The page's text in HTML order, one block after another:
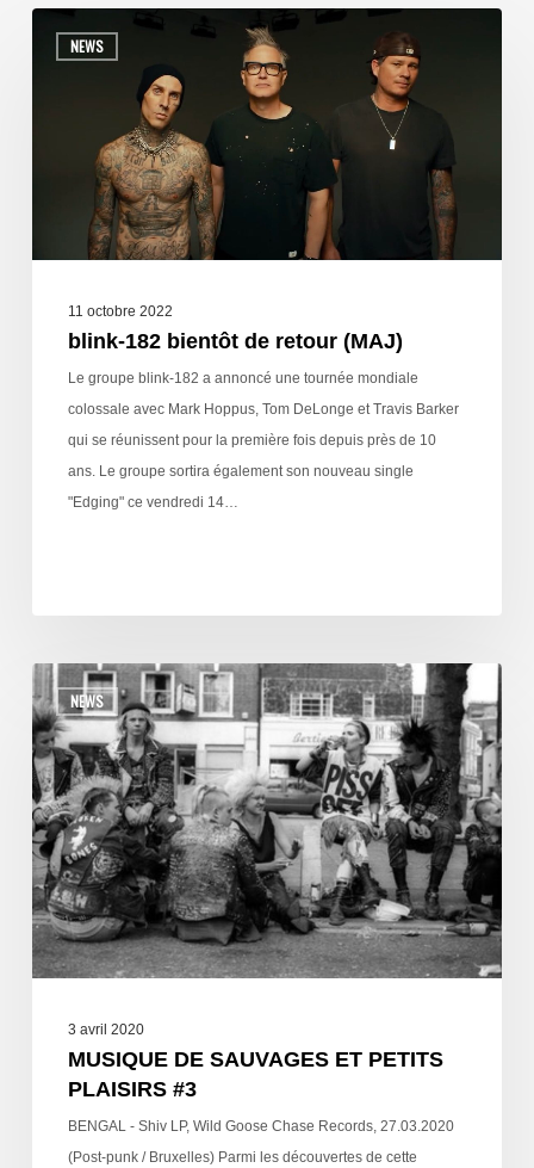
NEWS
11 octobre 2022
blink-182 bientôt de retour (MAJ)
Le groupe blink-182 a annoncé une tournée mondiale
colossale avec Mark Hoppus, Tom DeLonge et Travis Barker
qui se réunissent pour la première fois depuis près de 10
ans. Le groupe sortira également son nouveau single
"Edging" ce vendredi 14…
NEWS
3 avril 2020
MUSIQUE DE SAUVAGES ET PETITS
PLAISIRS #3
BENGAL - Shiv LP, Wild Goose Chase Records, 27.03.2020
(Post-punk / Bruxelles) Parmi les découvertes de cette